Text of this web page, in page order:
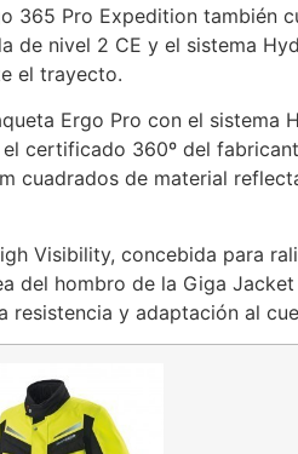
365 Pro Expedition también
de nivel 2 CE y el sistema
el trayecto.
Ergo Pro con el sistema
certificado 360º del
cuadrados de material
Visibility, concebida para
del hombro de la Giga
resistencia y adaptación al